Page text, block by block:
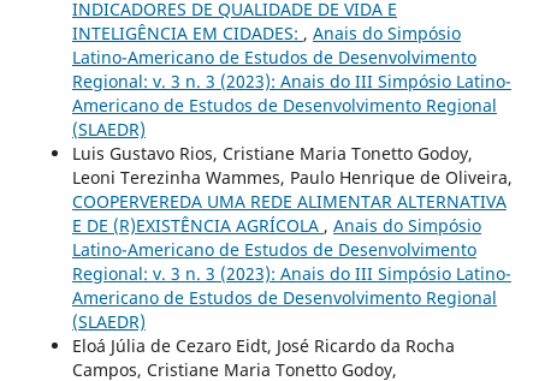
INDICADORES DE QUALIDADE DE VIDA E
INTELIGÊNCIA EM CIDADES: , Anais do Simpósio
Latino-Americano de Estudos de Desenvolvimento
Regional: v. 3 n. 3 (2023): Anais do III Simpósio Latino-
Americano de Estudos de Desenvolvimento Regional
(SLAEDR)
Luis Gustavo Rios, Cristiane Maria Tonetto Godoy,
Leoni Terezinha Wammes, Paulo Henrique de Oliveira,
COOPERVEREDA UMA REDE ALIMENTAR ALTERNATIVA
E DE (R)EXISTÊNCIA AGRÍCOLA , Anais do Simpósio
Latino-Americano de Estudos de Desenvolvimento
Regional: v. 3 n. 3 (2023): Anais do III Simpósio Latino-
Americano de Estudos de Desenvolvimento Regional
(SLAEDR)
Eloá Júlia de Cezaro Eidt, José Ricardo da Rocha
Campos, Cristiane Maria Tonetto Godoy,